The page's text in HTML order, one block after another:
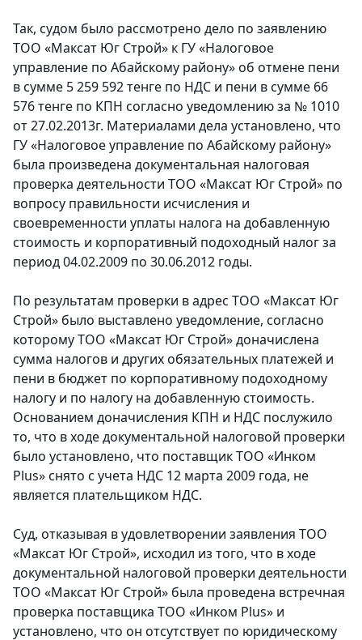
Так, судом было рассмотрено дело по заявлению
ТОО «Максат Юг Строй» к ГУ «Налоговое
управление по Абайскому району» об отмене пени
в сумме 5 259 592 тенге по НДС и пени в сумме 66
576 тенге по КПН согласно уведомлению за № 1010
от 27.02.2013г. Материалами дела установлено, что
ГУ «Налоговое управление по Абайскому району»
была произведена документальная налоговая
проверка деятельности ТОО «Максат Юг Строй» по
вопросу правильности исчисления и
своевременности уплаты налога на добавленную
стоимость и корпоративный подоходный налог за
период 04.02.2009 по 30.06.2012 годы.
По результатам проверки в адрес ТОО «Максат Юг
Строй» было выставлено уведомление, согласно
которому ТОО «Максат Юг Строй» доначислена
сумма налогов и других обязательных платежей и
пени в бюджет по корпоративному подоходному
налогу и по налогу на добавленную стоимость.
Основанием доначисления КПН и НДС послужило
то, что в ходе документальной налоговой проверки
было установлено, что поставщик ТОО «Инком
Plus» снято с учета НДС 12 марта 2009 года, не
является плательщиком НДС.
Суд, отказывая в удовлетворении заявления ТОО
«Максат Юг Строй», исходил из того, что в ходе
документальной налоговой проверки деятельности
ТОО «Максат Юг Строй» была проведена встречная
проверка поставщика ТОО «Инком Plus» и
установлено, что он отсутствует по юридическому